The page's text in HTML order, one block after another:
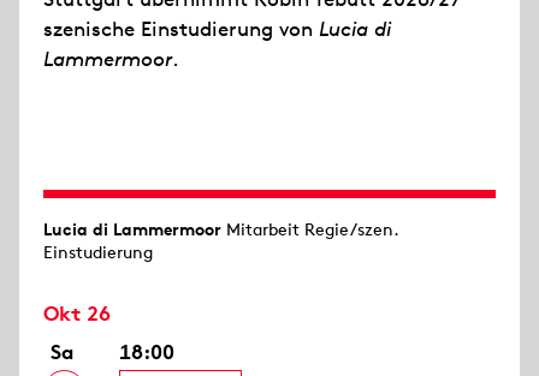
szenische Einstudierung von Lucia di
Lammermoor.
Lucia di Lammermoor Mitarbeit Regie/szen.
Einstudierung
Okt 26
Sa
18:00